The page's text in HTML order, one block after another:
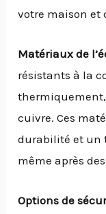
votre maison et
Matériaux de
résistants à la
thermiquement,
cuivre. Ces
durabilité et un
même après
Options de